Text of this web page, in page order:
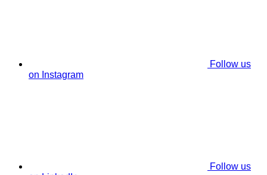
Follow us
on Instagram
Follow us